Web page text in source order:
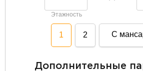
Этажность
1 2 С
Дополнительные